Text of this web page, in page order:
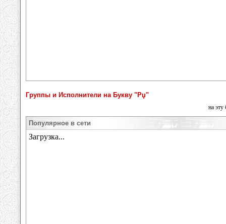
Группы и Исполнители на Букву "Рџ"
на эту
Популярное в сети